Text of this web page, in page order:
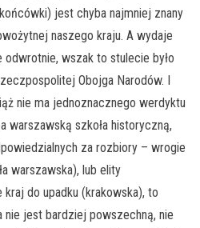
jest chyba najmniej znany
naszego kraju. A wydaje
odwrotnie, wszak to stulecie było
Obojga Narodów. I
nie ma jednoznacznego werdyktu
warszawską szkoła historyczną,
za rozbiory – wrogie
warszawska), lub elity
do upadku (krakowska), to
nie jest bardziej powszechną, nie